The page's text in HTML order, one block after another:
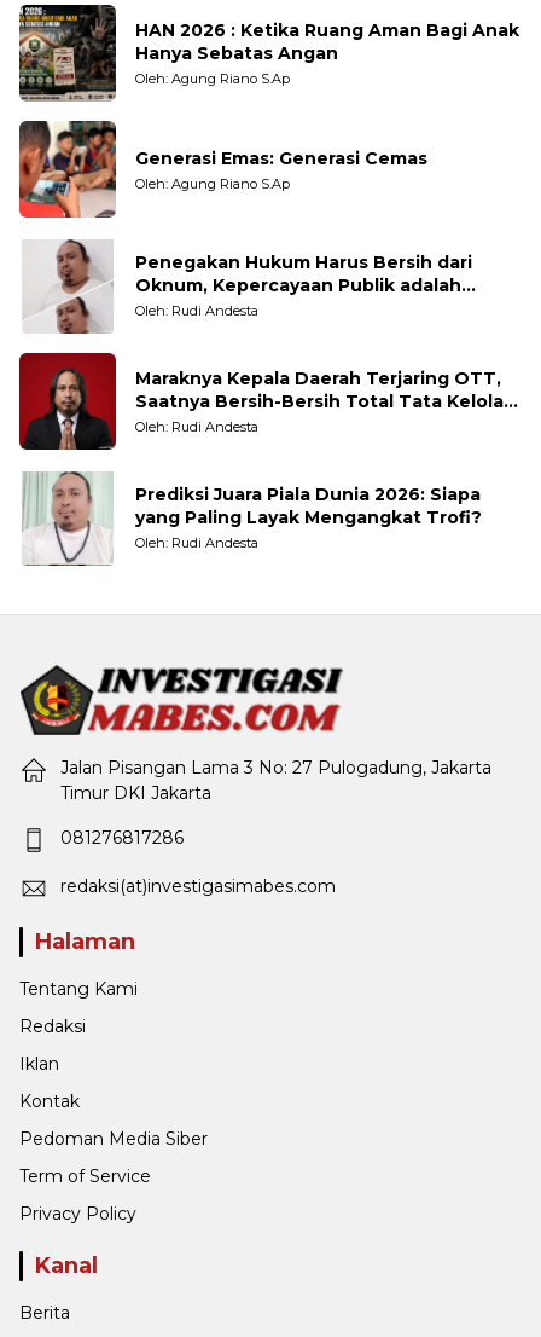
HAN 2026 : Ketika Ruang Aman Bagi Anak
Hanya Sebatas Angan
Oleh: Agung Riano S.Ap
Generasi Emas: Generasi Cemas
Oleh: Agung Riano S.Ap
Penegakan Hukum Harus Bersih dari
Oknum, Kepercayaan Publik adalah
Taruhannya
Oleh: Rudi Andesta
Maraknya Kepala Daerah Terjaring OTT,
Saatnya Bersih-Bersih Total Tata Kelola
Pemerintahan
Oleh: Rudi Andesta
Prediksi Juara Piala Dunia 2026: Siapa
yang Paling Layak Mengangkat Trofi?
Oleh: Rudi Andesta
Jalan Pisangan Lama 3 No: 27 Pulogadung, Jakarta
Timur DKI Jakarta
081276817286
redaksi(at)investigasimabes.com
Halaman
Tentang Kami
Redaksi
Iklan
Kontak
Pedoman Media Siber
Term of Service
Privacy Policy
Kanal
Berita